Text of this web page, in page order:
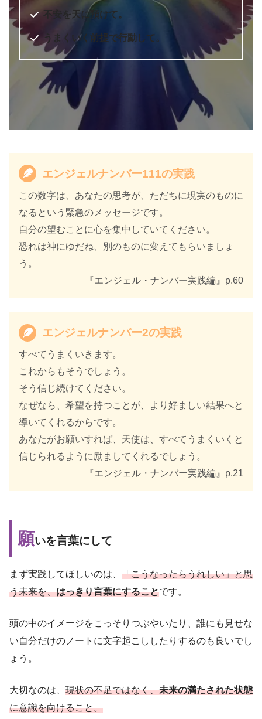
不安を天に預けて。
うまくいく前提で行動して。
エンジェルナンバー111の実践
この数字は、あなたの思考が、ただちに現実のものに
なるという緊急のメッセージです。
自分の望むことに心を集中していてください。
恐れは神にゆだね、別のものに変えてもらいましょ
う。
『エンジェル・ナンバー実践編』p.60
エンジェルナンバー2の実践
すべてうまくいきます。
これからもそうでしょう。
そう信じ続けてください。
なぜなら、希望を持つことが、より好ましい結果へと
導いてくれるからです。
あなたがお願いすれば、天使は、すべてうまくいくと
信じられるように励ましてくれるでしょう。
『エンジェル・ナンバー実践編』p.21
願いを言葉にして
まず実践してほしいのは、 「こうなったらうれしい」と思
う未来を、はっきり言葉にすることです。
頭の中のイメージをこっそりつぶやいたり、誰にも見せな
い自分だけのノートに文字起こししたりするのも良いでし
ょう。
大切なのは、 現状の不足ではなく、未来の満たされた状態
に意識を向けること。